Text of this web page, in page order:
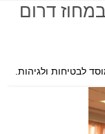
דרום
לבטיחות ולגיהות.